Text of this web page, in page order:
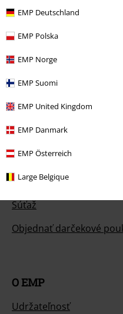
EMP Deutschland
EMP Polska
EMP Norge
EMP Suomi
EMP United Kingdom
EMP Danmark
EMP Österreich
Large Belgique
Pomoc / FAQ
Podmienky vrátenia
Vrátenie tovaru
Všeobecné informácie o
Zrušiť členstvo v BSC
Spôsoby platby
Ponuky pre vás
Súťaž
Objednať darčekové
O EMP
Udržateľnosť